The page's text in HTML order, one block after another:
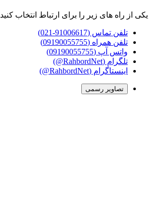
یکی از راه های زیر را برای ارتباط انتخاب کنید
تلفن تماس (91006617-021)
تلفن همراه (09190055755)
واتس آپ (09190055755)
تلگرام (RahbordNet@)
اینستاگرام (RahbordNet@)
تصاویر رسمی